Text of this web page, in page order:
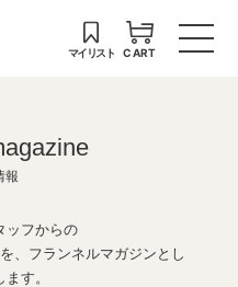
マイリスト CART
報
ッフからの
、フランネルマガジンとし
す。